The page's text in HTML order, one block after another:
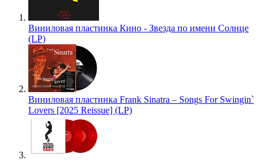
Виниловая пластинка Кино - Звезда по имени Солнце
(LP)
Виниловая пластинка Frank Sinatra – Songs For Swingin`
Lovers [2025 Reissue] (LP)